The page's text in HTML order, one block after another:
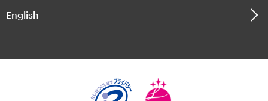
個人情報保護方針
English